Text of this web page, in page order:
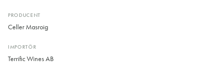
PRODUCENT
Celler Masroig
IMPORTÖR
Terrific Wines AB